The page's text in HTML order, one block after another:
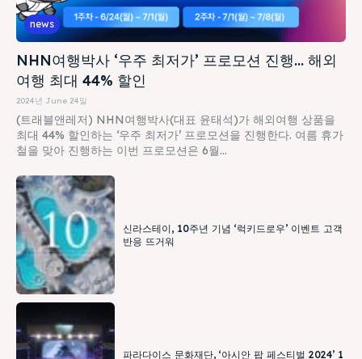
news
NHN여행박사 ‘우주 최저가’ 프로모션 진행… 해외
여행 최대 44% 할인
2024년 June 24일
(트래블앤레저) NHN여행박사(대표 윤태석)가 해외여행 상품을
최대 44% 할인하는 ‘우주 최저가’ 프로모션을 진행한다. 여름 휴가
철을 맞아 진행하는 이번 프로모션은 6월...
신라스테이, 10주년 기념 ‘럭키드로우’ 이벤트 고객
반응 뜨거워
파라다이스 문화재단, ‘아시안 팝 페스티벌 2024’ 1